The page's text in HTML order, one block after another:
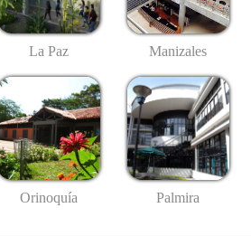
La Paz Manizales
Orinoquía Palmira